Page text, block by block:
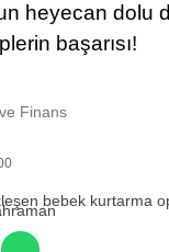
heyecan dolu
başarısı!
Finans